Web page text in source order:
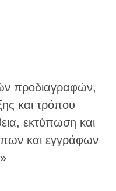
προδιαγραφών,
και τρόπου
εκτύπωση και
και εγγράφων